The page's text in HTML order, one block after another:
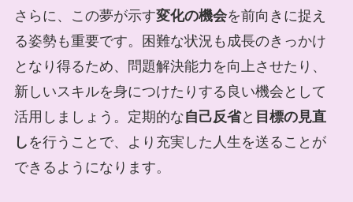
さらに、この夢が示す変化の機会を前向きに捉え
る姿勢も重要です。困難な状況も成長のきっかけ
となり得るため、問題解決能力を向上させたり、
新しいスキルを身につけたりする良い機会として
活用しましょう。定期的な自己反省と 目標の見直
し を行うことで、より充実した人生を送ることが
できるようになります。